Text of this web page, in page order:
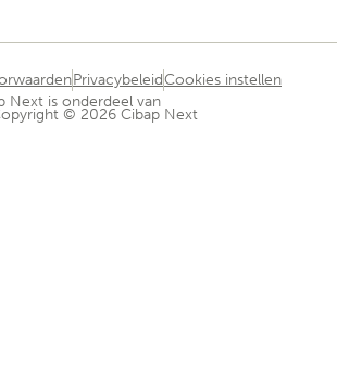
PrivacybeleidCookies instellen
Next is onderdeel van
© 2026 Cibap Next